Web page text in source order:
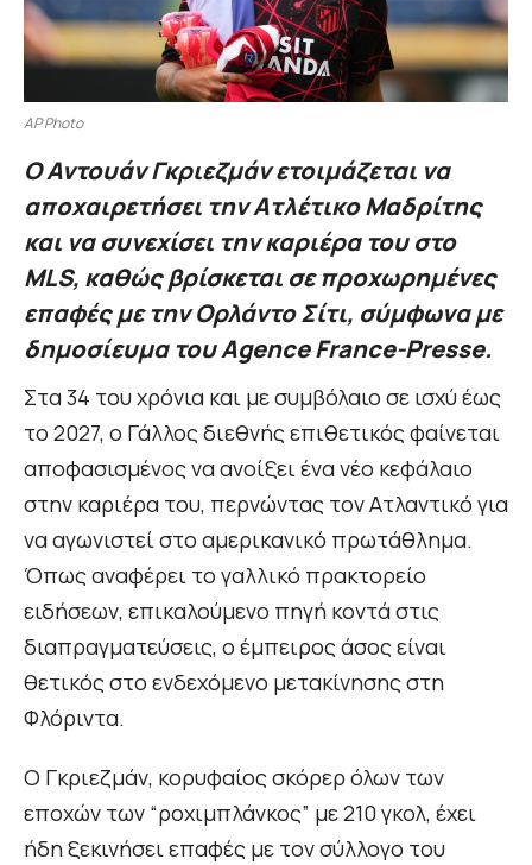
AP Photo
Ο Αντουάν Γκριεζμάν ετοιμάζεται να
αποχαιρετήσει την Ατλέτικο Μαδρίτης
και να συνεχίσει την καριέρα του στο
MLS, καθώς βρίσκεται σε προχωρημένες
επαφές με την Ορλάντο Σίτι, σύμφωνα με
δημοσίευμα του Agence France-Presse.
Στα 34 του χρόνια και με συμβόλαιο σε ισχύ έως
το 2027, ο Γάλλος διεθνής επιθετικός φαίνεται
αποφασισμένος να ανοίξει ένα νέο κεφάλαιο
στην καριέρα του, περνώντας τον Ατλαντικό για
να αγωνιστεί στο αμερικανικό πρωτάθλημα.
Όπως αναφέρει το γαλλικό πρακτορείο
ειδήσεων, επικαλούμενο πηγή κοντά στις
διαπραγματεύσεις, ο έμπειρος άσος είναι
θετικός στο ενδεχόμενο μετακίνησης στη
Φλόριντα.
Ο Γκριεζμάν, κορυφαίος σκόρερ όλων των
εποχών των “ροχιμπλάνκος” με 210 γκολ, έχει
ήδη ξεκινήσει επαφές με τον σύλλογο του